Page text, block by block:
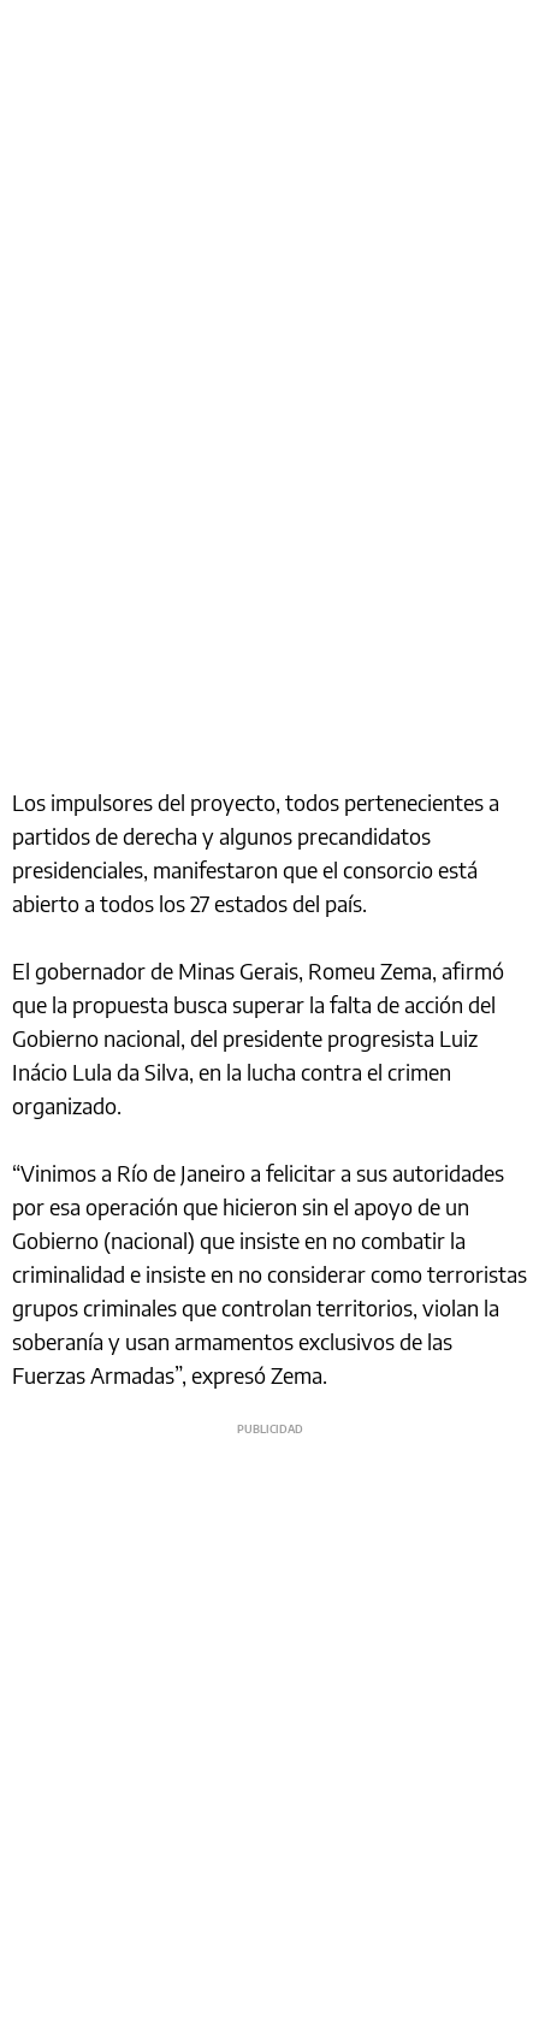
Los impulsores del proyecto, todos pertenecientes a
partidos de derecha y algunos precandidatos
presidenciales, manifestaron que el consorcio está
abierto a todos los 27 estados del país.
El gobernador de Minas Gerais, Romeu Zema, afirmó
que la propuesta busca superar la falta de acción del
Gobierno nacional, del presidente progresista Luiz
Inácio Lula da Silva, en la lucha contra el crimen
organizado.
“Vinimos a Río de Janeiro a felicitar a sus autoridades
por esa operación que hicieron sin el apoyo de un
Gobierno (nacional) que insiste en no combatir la
criminalidad e insiste en no considerar como terroristas
grupos criminales que controlan territorios, violan la
soberanía y usan armamentos exclusivos de las
Fuerzas Armadas”, expresó Zema.